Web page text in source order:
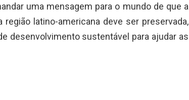
uma mensagem para o mundo de que a
latino-americana deve ser preservada,
desenvolvimento sustentável para ajudar as